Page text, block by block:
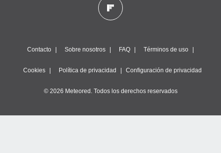
Contacto Sobre nosotros FAQ Términos de uso
Cookies Política de privacidad Configuración de privacidad
© 2026 Meteored. Todos los derechos reservados